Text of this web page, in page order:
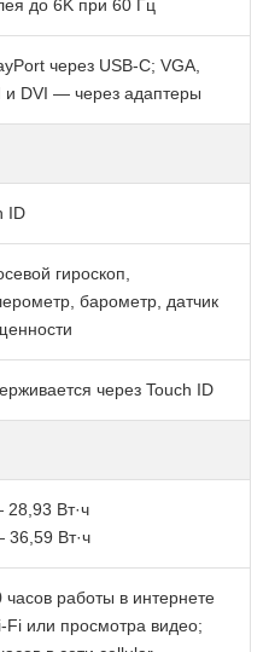
до 6K при 60 Гц
через USB-C; VGA,
и DVI — через адаптеры
ID
гироскоп,
барометр, датчик
через Touch ID
28,93 Вт·ч
36,59 Вт·ч
часов работы в интернете
Fi или просмотра видео;